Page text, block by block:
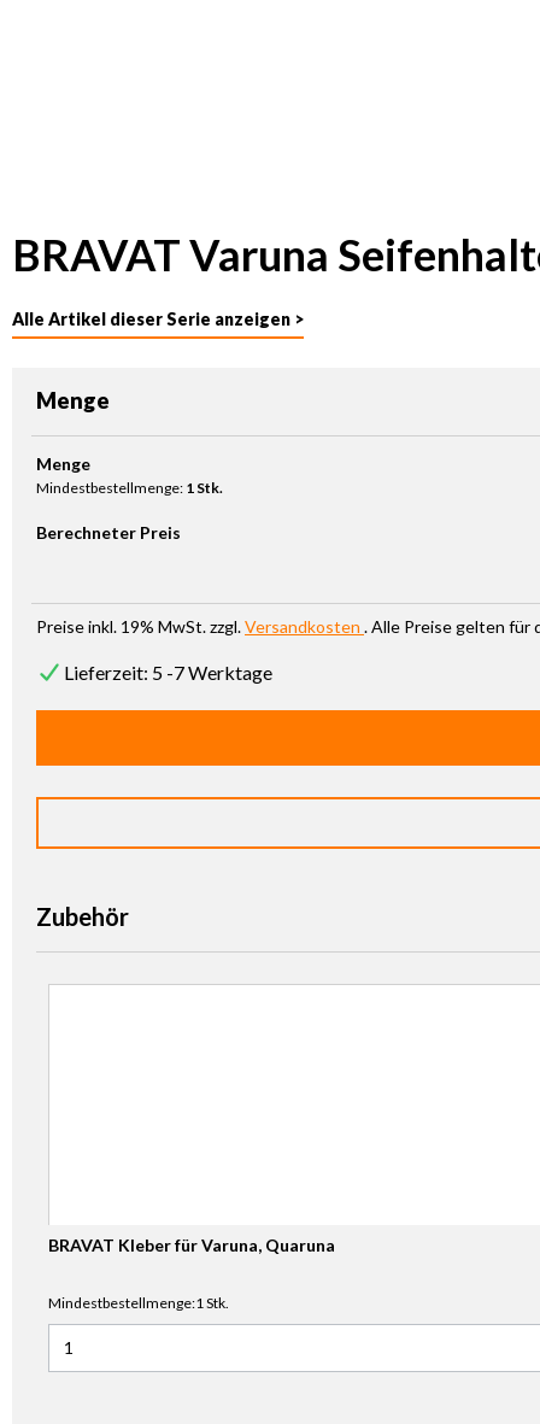
BRAVAT Varuna
Alle Artikel dieser Serie anzeigen >
Menge
Produkt Anzahl: Gib den gewünschten Wert ein oder benutze die
Menge
Mindestbestellmenge: 1 Stk.
Berechneter Preis
Preise inkl. 19% MwSt. zzgl.Versandkosten . Alle Preise gelten für
Lieferzeit: 5 -7 Werktage
Zubehör
BRAVAT Kleber für Varuna, Quaruna
Mindestbestellmenge:1 Stk.
Anzahl für BRAVAT Kleber für Varuna, Quaruna